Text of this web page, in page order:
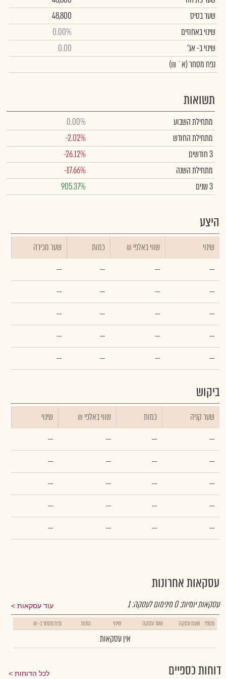
שער בסיס
48,800
שינוי באחוזים
0.00%
שינויב- אג'
0.00
נפח מסחר(א` ₪)
תשואות
מתחילת השבוע
0.00%
מתחילת החודש
-2.02%
3 חודשים
-26.12%
מתחילת השנה
-17.66%
3 שנים
905.37%
היצע
שינוי ₪ שווי באלפי כמות
שער מכירה
--
--
--
--
--
--
--
--
--
--
--
--
--
--
--
--
--
--
--
--
ביקוש
שער קניה כמות ₪ שווי באלפי
שינוי
--
--
--
--
--
--
--
--
--
--
--
--
--
--
--
--
--
--
--
--
עסקאות אחרונות
עוד עסקאות עסקאות יומיות:0מינימום לעסקה:1
מספר שעת עסקה שער עסקה שינוי כמות נפח מסחר ב- ₪
אין עסקאות
דוחות כספיים לכל הדוחות